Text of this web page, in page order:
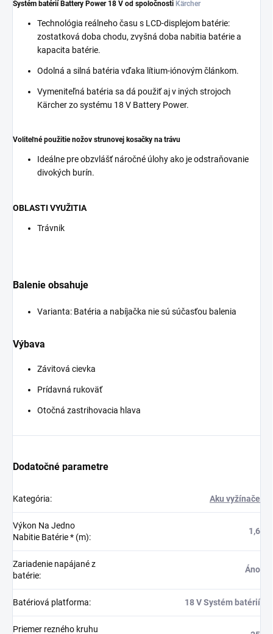
Systém batérií Battery Power 18 V od spoločnosti Kärcher
Technológia reálneho času s LCD-displejom batérie:
zostatková doba chodu, zvyšná doba nabitia batérie a
kapacita batérie.
Odolná a silná batéria vďaka lítium-iónovým článkom.
Vymeniteľná batéria sa dá použiť aj v iných strojoch
Kärcher zo systému 18 V Battery Power.
Voliteľné použitie nožov strunovej kosačky na trávu
Ideálne pre obzvlášť náročné úlohy ako je odstraňovanie
divokých burín.
OBLASTI VYUŽITIA
Trávnik
Balenie obsahuje
Varianta: Batéria a nabíjačka nie sú súčasťou balenia
Výbava
Závitová cievka
Prídavná rukoväť
Otočná zastrihovacia hlava
Dodatočné parametre
Kategória: Aku vyžínače
Výkon Na Jedno
Nabitie Batérie * (m):
1,6
Zariadenie napájané z
batérie:
Áno
Batériová platforma: 18 V Systém batérií
Priemer rezného kruhu